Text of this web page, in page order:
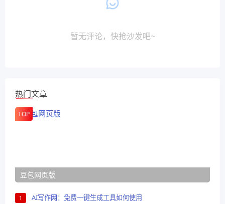
暂无评论，快抢沙发吧~
热门文章
TOP
豆包网页版
1 AI写作网：免费一键生成工具如何使用